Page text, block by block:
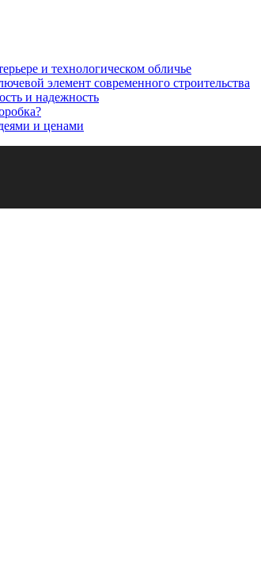
и технологическом обличье
элемент современного строительства
и надежность
и ценами